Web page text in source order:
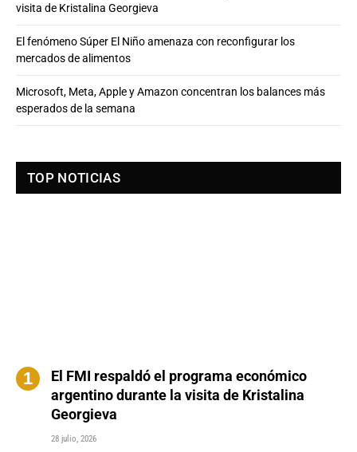
visita de Kristalina Georgieva
El fenómeno Súper El Niño amenaza con reconfigurar los
mercados de alimentos
Microsoft, Meta, Apple y Amazon concentran los balances más
esperados de la semana
TOP NOTICIAS
El FMI respaldó el programa económico
argentino durante la visita de Kristalina
Georgieva
28 julio, 2026